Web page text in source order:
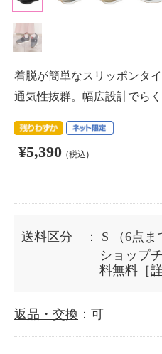
着脱が簡単なスリッポンタ
通気性抜群。幅広設計でら
¥5,390 (税込)
送料区分 ： S
（6点ま
ショップ
料無料［
返品・交換 ：可